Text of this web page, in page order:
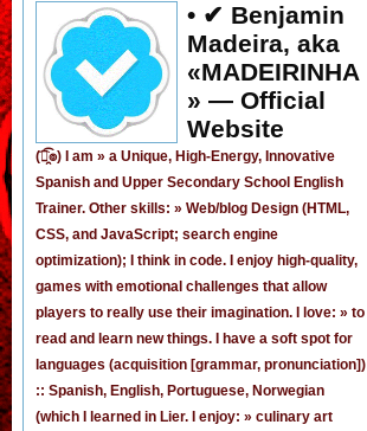
• ✔ Benjamin
Madeira, aka
«MADEIRINHA
» — Official
Website
(͡๏̯͡๏) I am »a Unique, High-Energy, Innovative
Spanish andUpper Secondary School English
Trainer. Other skills: » Web/blog Design (HTML,
CSS, and JavaScript; search engine
optimization); I think in code. I enjoy high-quality,
games with emotional challenges that allow
players to really use their imagination. I love: » to
read and learn new things. I have a soft spot for
languages (acquisition [grammar,pronunciation])
:: Spanish, English, Portuguese, Norwegian
(which I learned in Lier. I enjoy: » culinary art